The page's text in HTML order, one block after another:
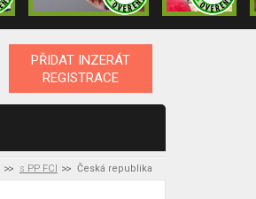
PŘIDAT INZERÁT
REGISTRACE
s PP FCI Česká republika